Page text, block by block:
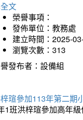
文
榮譽事項：
發佈單位：教務處
建立時間：2025-
瀏覽次數：313
發布者：設備組
瑄參加113年第二期
1班洪梓瑄參加高年